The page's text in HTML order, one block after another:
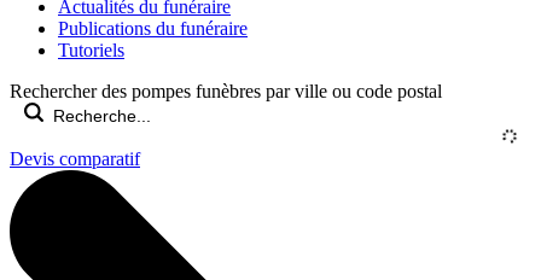
Actualités du funéraire
Publications du funéraire
Tutoriels
Rechercher des pompes funèbres par ville ou code postal
Devis comparatif